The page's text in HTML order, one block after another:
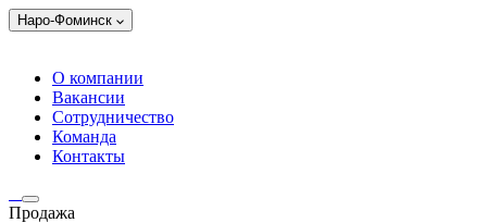
Наро-Фоминск
О компании
Вакансии
Сотрудничество
Команда
Контакты
Продажа